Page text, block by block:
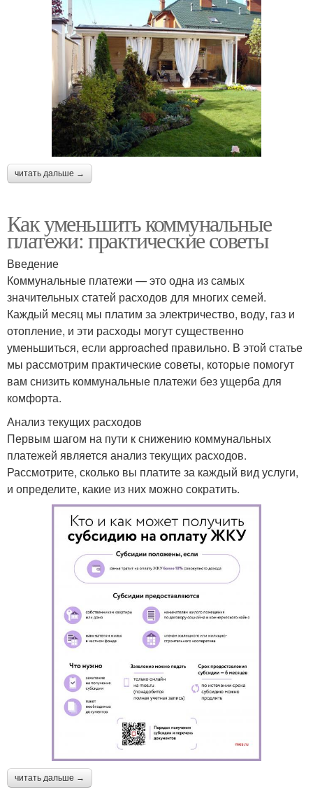
читать дальше →
Как уменьшить коммунальные
платежи: практические советы
Введение
Коммунальные платежи — это одна из самых
значительных статей расходов для многих семей.
Каждый месяц мы платим за электричество, воду, газ и
отопление, и эти расходы могут существенно
уменьшиться, если approached правильно. В этой статье
мы рассмотрим практические советы, которые помогут
вам снизить коммунальные платежи без ущерба для
комфорта.
Анализ текущих расходов
Первым шагом на пути к снижению коммунальных
платежей является анализ текущих расходов.
Рассмотрите, сколько вы платите за каждый вид услуги,
и определите, какие из них можно сократить.
читать дальше →